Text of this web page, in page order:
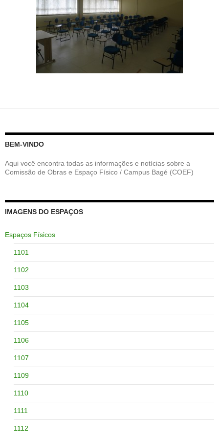
BEM-VINDO
Aqui você encontra todas as informações e notícias sobre a
Comissão de Obras e Espaço Físico / Campus Bagé (COEF)
IMAGENS DO ESPAÇOS
Espaços Físicos
1101
1102
1103
1104
1105
1106
1107
1109
1110
1111
1112